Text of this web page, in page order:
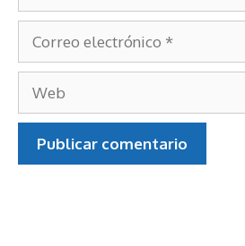
Nombre
Correo
electrónico
Web